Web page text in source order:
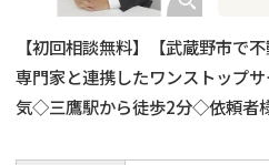
【初回相談無料】【武蔵野市で
専門家と連携したワンストップ
気◇三鷹駅から徒歩2分◇依頼者